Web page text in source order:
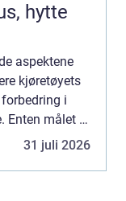
hytte
aspektene
kjøretøyets
i
Enten målet er
31 juli 2026